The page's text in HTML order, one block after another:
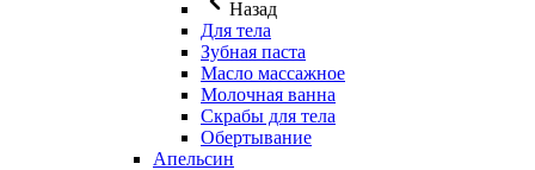
Назад
Для тела
Зубная паста
Масло массажное
Молочная ванна
Скрабы для тела
Обертывание
Апельсин